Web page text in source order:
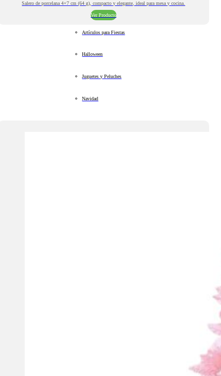
Salero de porcelana 4×7 cm (64 g), compacto y elegante, ideal para mesa y cocina.
Ver Producto
Artículos para Fiestas
Halloween
Juguetes y Peluches
Navidad